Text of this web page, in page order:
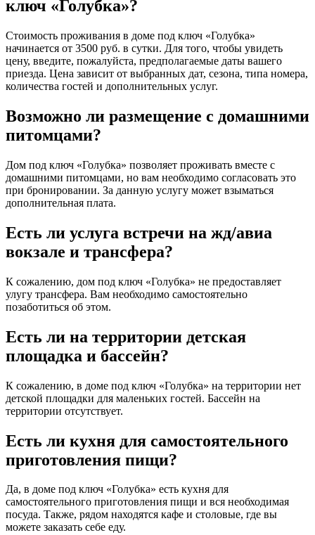
ключ «Голубка»?
Стоимость проживания в доме под ключ «Голубка»
начинается от 3500 руб. в сутки. Для того, чтобы увидеть
цену, введите, пожалуйста, предполагаемые даты вашего
приезда. Цена зависит от выбранных дат, сезона, типа номера,
количества гостей и дополнительных услуг.
Возможно ли размещение с домашними
питомцами?
Дом под ключ «Голубка» позволяет проживать вместе с
домашними питомцами, но вам необходимо согласовать это
при бронировании. За данную услугу может взыматься
дополнительная плата.
Есть ли услуга встречи на жд/авиа
вокзале и трансфера?
К сожалению, дом под ключ «Голубка» не предоставляет
улугу трансфера. Вам необходимо самостоятельно
позаботиться об этом.
Есть ли на территории детская
площадка и бассейн?
К сожалению, в доме под ключ «Голубка» на территории нет
детской площадки для маленьких гостей. Бассейн на
территории отсутствует.
Есть ли кухня для самостоятельного
приготовления пищи?
Да, в доме под ключ «Голубка» есть кухня для
самостоятельного приготовления пищи и вся необходимая
посуда. Также, рядом находятся кафе и столовые, где вы
можете заказать себе еду.